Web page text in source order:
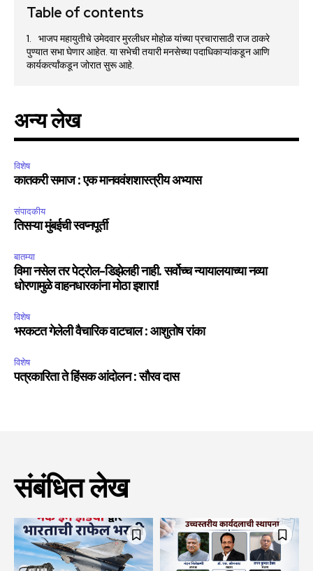
Table of contents
भाजप महायुतीचे उमेदवार मुरलीधर मोहोळ यांच्या प्रचारासाठी राज ठाकरे
पुण्यात सभा घेणार आहेत. या सभेची तयारी मनसेच्या पदाधिकाऱ्यांकडून आणि
कार्यकर्त्यांकडून जोरात सुरू आहे.
अन्य लेख
विशेष
कातकरी समाज : एक मानववंशशास्त्रीय अभ्यास
संपादकीय
तिसऱ्या मुंबईची स्वप्नपूर्ती
बातम्या
विमा नसेल तर पेट्रोल-डिझेलही नाही. सर्वोच्च न्यायालयाच्या नव्या
धोरणामुळे वाहनधारकांना मोठा इशारा!
विशेष
भरकटत गेलेली वैचारिक वाटचाल : आशुतोष रांका
विशेष
पत्रकारिता ते हिंसक आंदोलन : सौरव दास
संबंधित लेख